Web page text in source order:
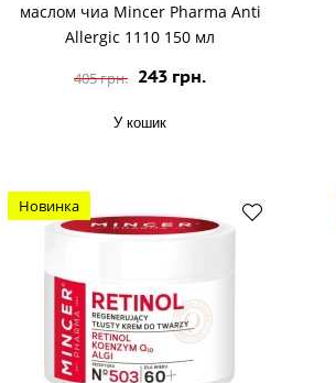
маслом чиа Mincer Pharma Anti
Allergic 1110 150 мл
405 грн. 243 грн.
У кошик
Новинка